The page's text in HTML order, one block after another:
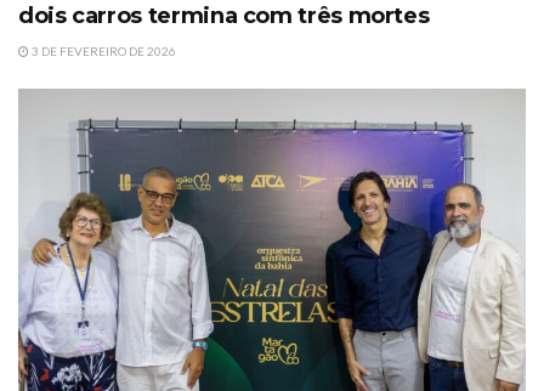
dois carros termina com três mortes
3 DE FEVEREIRO DE 2026